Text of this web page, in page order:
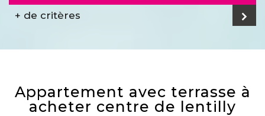
+ de critères
appartement avec terrasse à
acheter centre de lentilly